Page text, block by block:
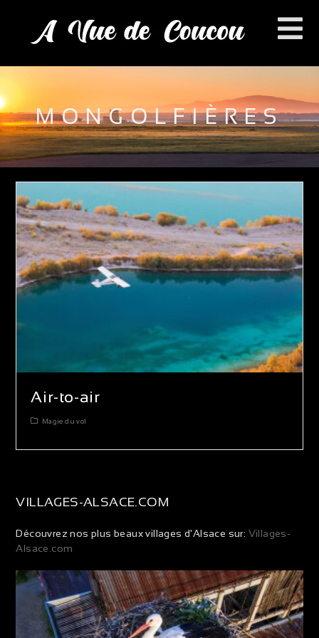
MONGOLFIÈRES
Air-to-air
Magie du vol
VILLAGES-ALSACE.COM
Découvrez nos plus beaux villages d'Alsace sur: Villages-
Alsace.com